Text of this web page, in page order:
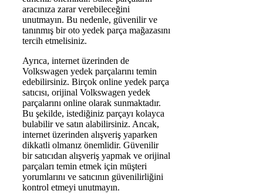
aracınıza zarar verebileceğini
unutmayın. Bu nedenle, güvenilir ve
tanınmış bir oto yedek parça mağazasını
tercih etmelisiniz.
Ayrıca, internet üzerinden de
Volkswagen yedek parçalarını temin
edebilirsiniz. Birçok online yedek parça
satıcısı, orijinal Volkswagen yedek
parçalarını online olarak sunmaktadır.
Bu şekilde, istediğiniz parçayı kolayca
bulabilir ve satın alabilirsiniz. Ancak,
internet üzerinden alışveriş yaparken
dikkatli olmanız önemlidir. Güvenilir
bir satıcıdan alışveriş yapmak ve orijinal
parçaları temin etmek için müşteri
yorumlarını ve satıcının güvenilirliğini
kontrol etmeyi unutmayın.